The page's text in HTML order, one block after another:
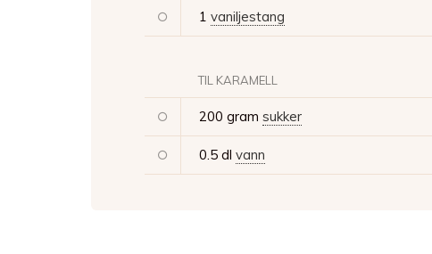
1 vaniljestang
TIL KARAMELL
200 gram sukker
0.5 dl vann